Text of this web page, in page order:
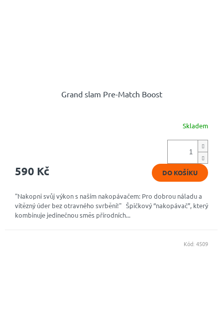
Grand slam Pre-Match Boost
z
hvězdiček.
Skladem
590 Kč DO KOŠÍKU
"Nakopni svůj výkon s naším nakopávačem: Pro dobrou náladu a
vítězný úder bez otravného svrbění!" Špičkový “nakopávač”, který
kombinuje jedinečnou směs přírodních...
Kód: 4509